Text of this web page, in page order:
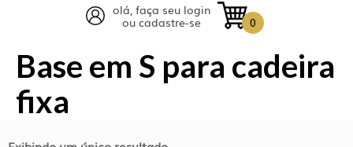
0
olá, faça seu login
ou cadastre-se
Base em S para cadeira
fixa